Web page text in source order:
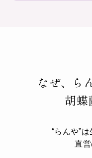
なぜ、ら
胡蝶
“らんや”
直営